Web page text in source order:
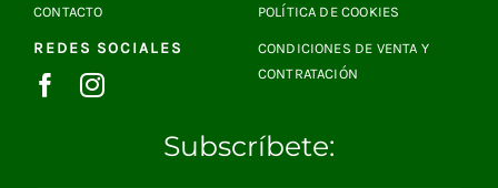
CONTACTO
REDES SOCIALES
POLÍTICA DE COOKIES
CONDICIONES DE VENTA Y
CONTRATACIÓN
Subscríbete: